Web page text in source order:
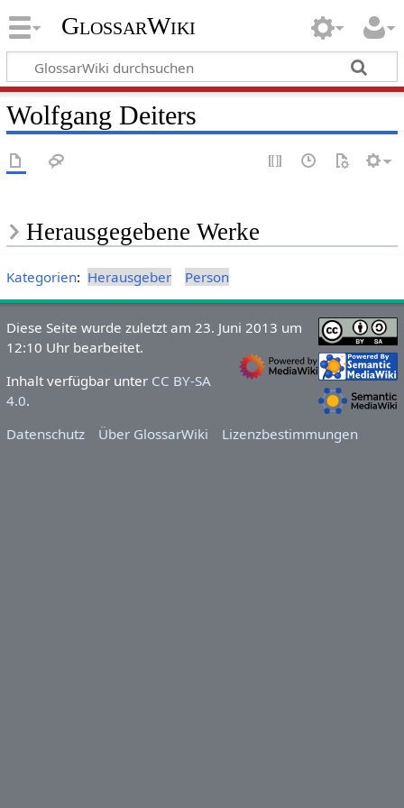
GlossarWiki
Wolfgang Deiters
Herausgegebene Werke
Kategorien: Herausgeber Person
Diese Seite wurde zuletzt am 23. Juni 2013 um
12:10 Uhr bearbeitet.
Inhalt verfügbar unter CC BY-SA
4.0.
Datenschutz
Über GlossarWiki Lizenzbestimmungen